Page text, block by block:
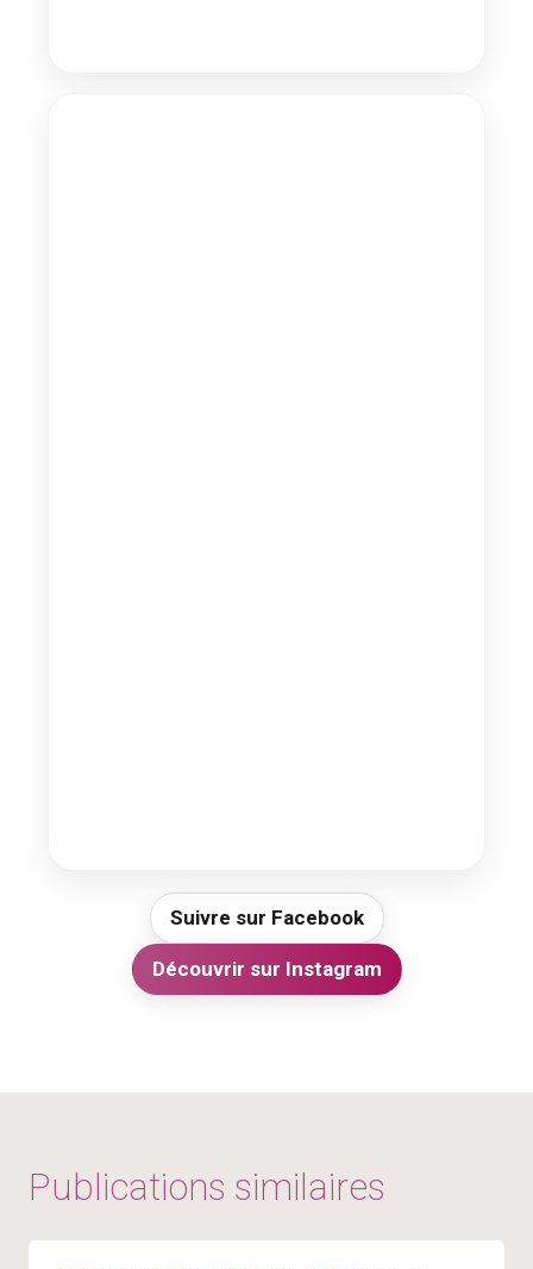
Suivre sur Facebook
Découvrir sur Instagram
Publications similaires